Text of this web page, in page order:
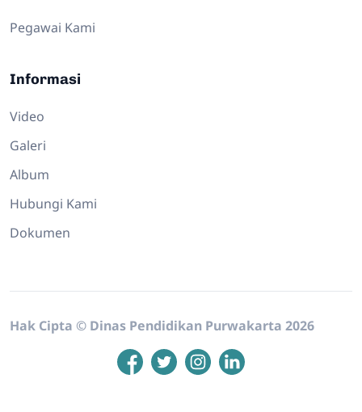
Pegawai Kami
Informasi
Video
Galeri
Album
Hubungi Kami
Dokumen
Hak Cipta © Dinas Pendidikan Purwakarta 2026